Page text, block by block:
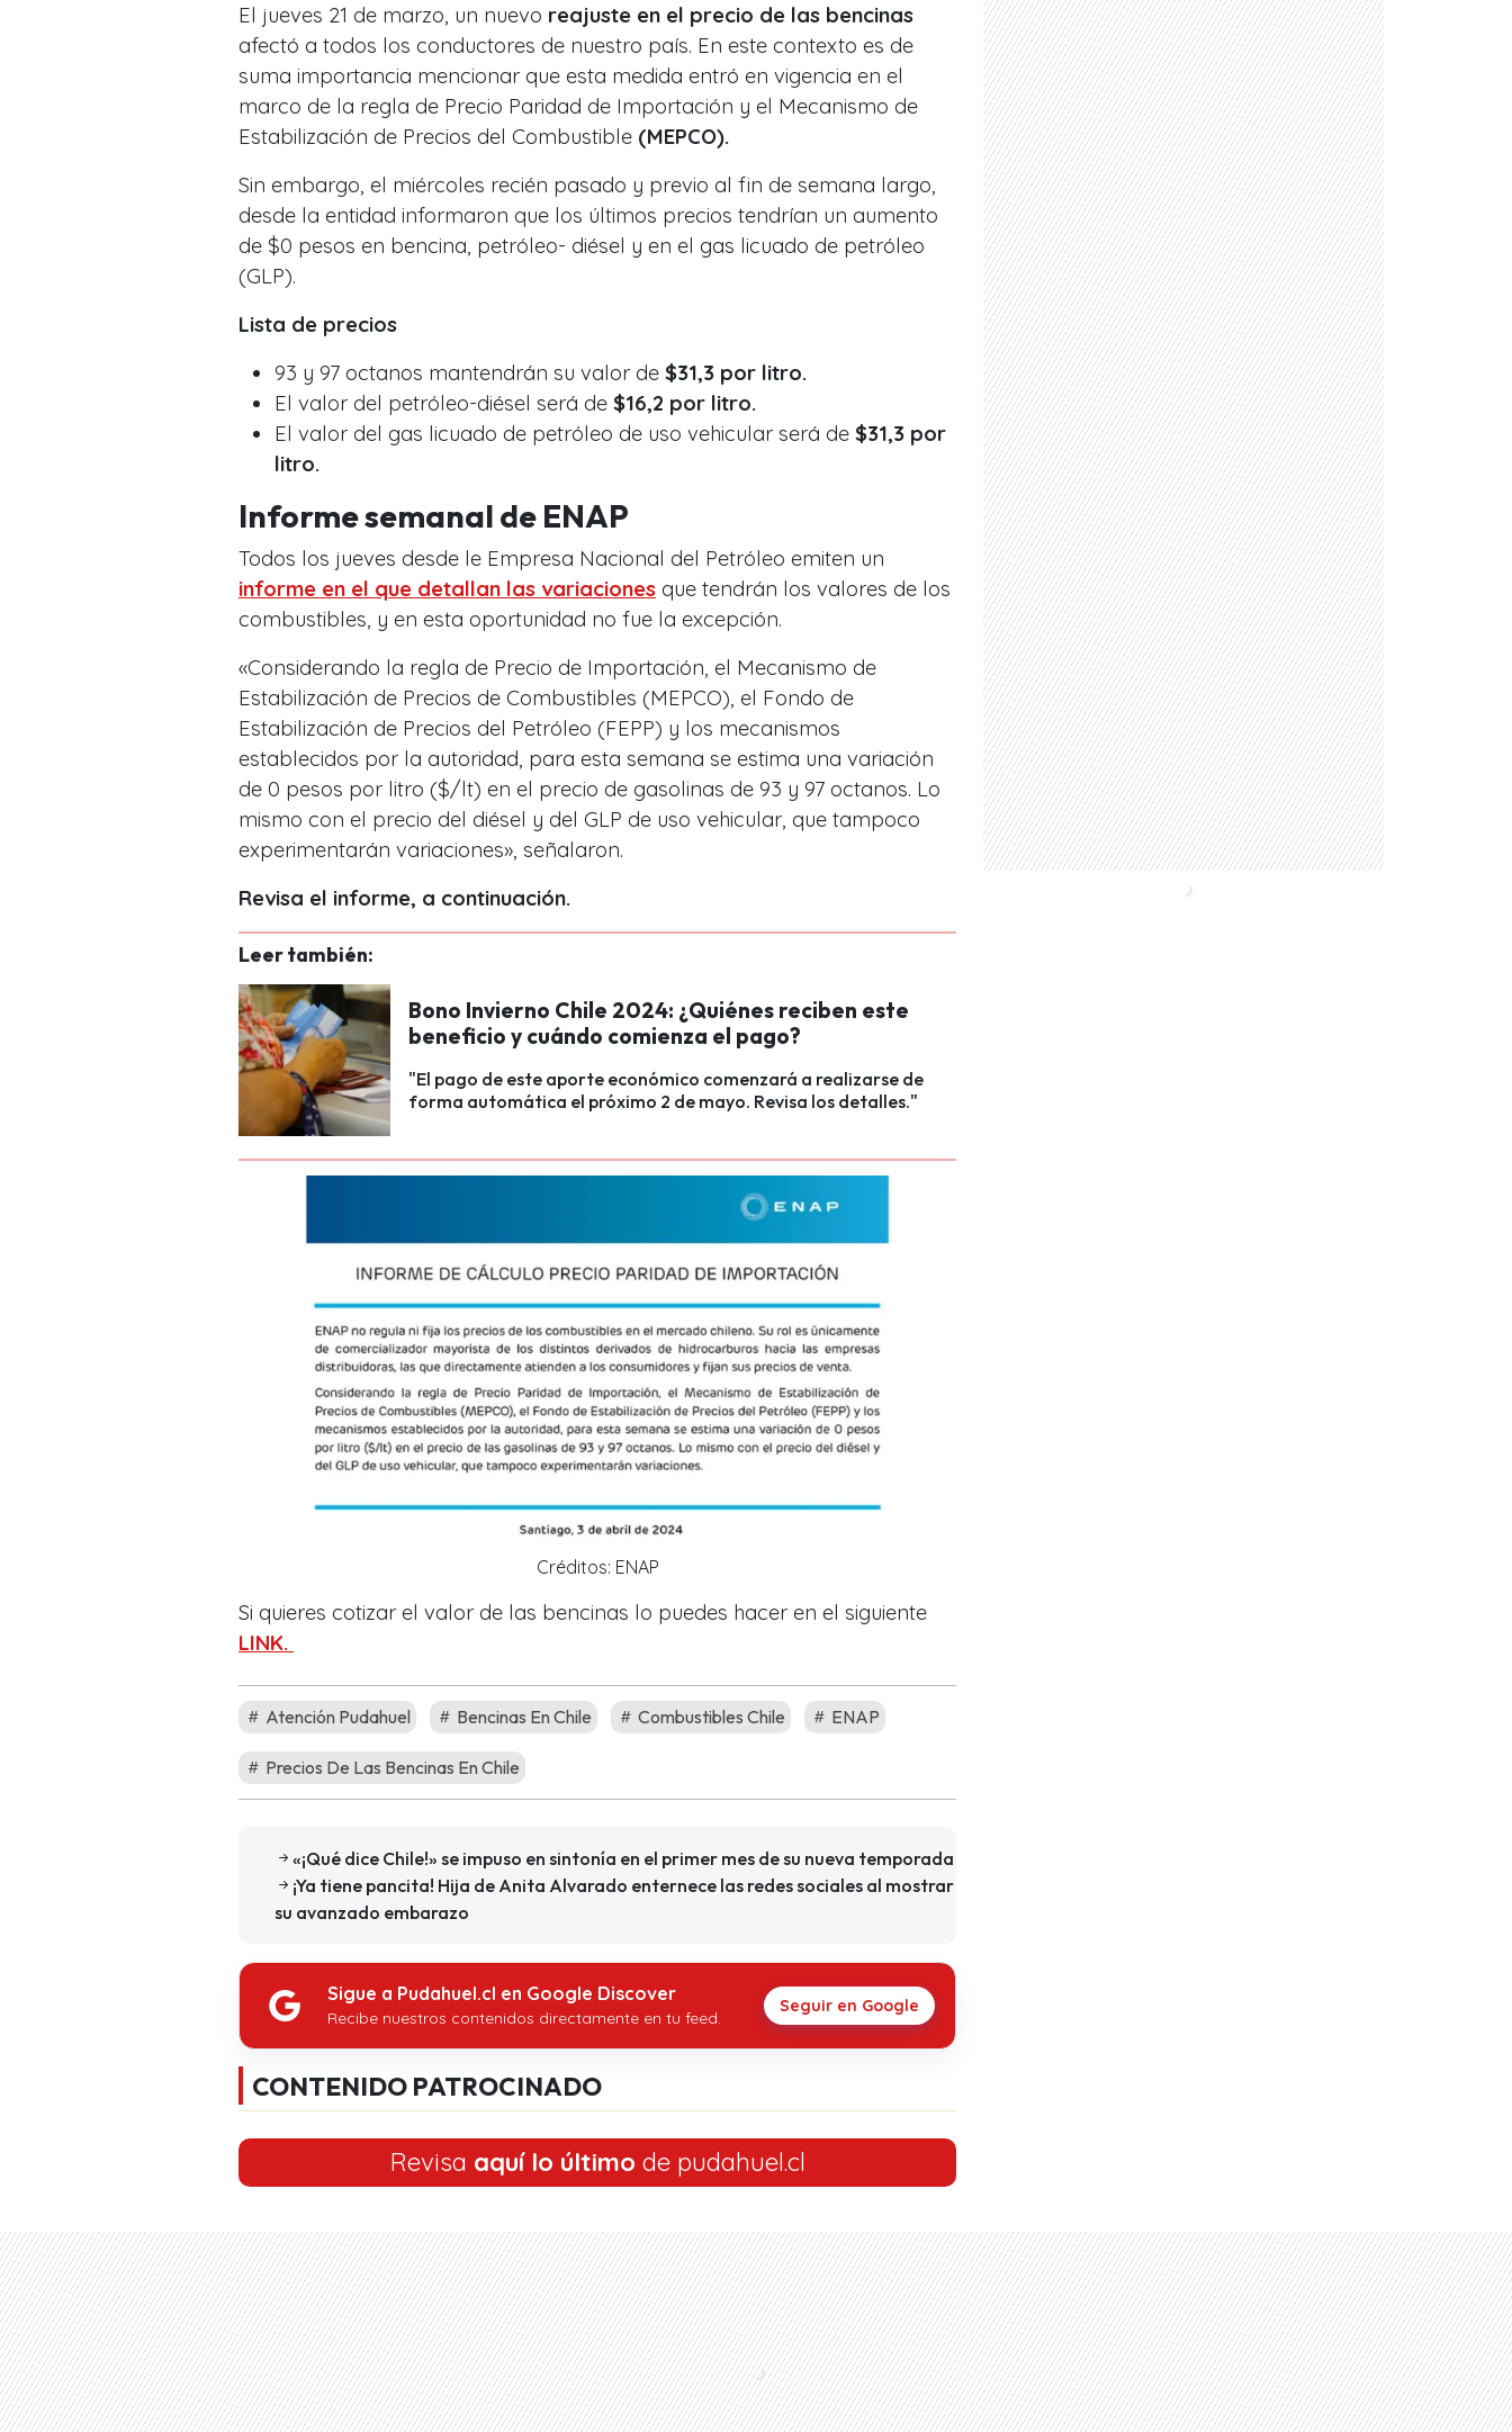
El jueves 21 de marzo, un nuevo reajuste en el precio de las bencinas
afectó a todos los conductores de nuestro país. En este contexto es de
suma importancia mencionar que esta medida entró en vigencia en el
marco de la regla de Precio Paridad de Importación y el Mecanismo de
Estabilización de Precios del Combustible (MEPCO).
Sin embargo, el miércoles recién pasado y previo al fin de semana largo,
desde la entidad informaron que los últimos precios tendrían un aumento
de $0 pesos en bencina, petróleo- diésel y en el gas licuado de petróleo
(GLP).
Lista de precios
93 y 97 octanos mantendrán su valor de $31,3 por litro.
El valor del petróleo-diésel será de $16,2 por litro.
El valor del gas licuado de petróleo de uso vehicular será de $31,3 por
litro.
Informe semanal de ENAP
Todos los jueves desde le Empresa Nacional del Petróleo emiten un
informe en el que detallan las variaciones que tendrán los valores de los
combustibles, y en esta oportunidad no fue la excepción.
«Considerando la regla de Precio de Importación, el Mecanismo de
Estabilización de Precios de Combustibles (MEPCO), el Fondo de
Estabilización de Precios del Petróleo (FEPP) y los mecanismos
establecidos por la autoridad, para esta semana se estima una variación
de 0 pesos por litro ($/lt) en el precio de gasolinas de 93 y 97 octanos. Lo
mismo con el precio del diésel y del GLP de uso vehicular, que tampoco
experimentarán variaciones», señalaron.
Revisa el informe, a continuación.
Leer también:
Bono Invierno Chile 2024: ¿Quiénes reciben este
beneficio y cuándo comienza el pago?
"El pago de este aporte económico comenzará a realizarse de
forma automática el próximo 2 de mayo. Revisa los detalles."
Créditos: ENAP
Si quieres cotizar el valor de las bencinas lo puedes hacer en el siguiente
LINK.
Atención Pudahuel Bencinas En Chile Combustibles Chile ENAP
Precios De Las Bencinas En Chile
«¡Qué dice Chile!» se impuso en sintonía en el primer mes de su nueva temporada
¡Ya tiene pancita! Hija de Anita Alvarado enternece las redes sociales al mostrar
su avanzado embarazo
Sigue a Pudahuel.cl en Google Discover
Recibe nuestros contenidos directamente en tu feed.
Seguir en Google
CONTENIDO PATROCINADO
Revisa aquí lo último de pudahuel.cl